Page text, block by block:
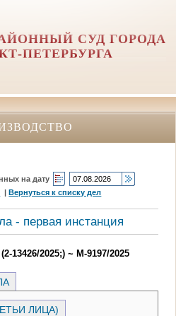
СУД ГОРОДА
ПЕТЕРБУРГА
на дату
|Вернуться к списку дел
- первая инстанция
13426/2025;) ~ М-9197/2025
ЛИЦА)